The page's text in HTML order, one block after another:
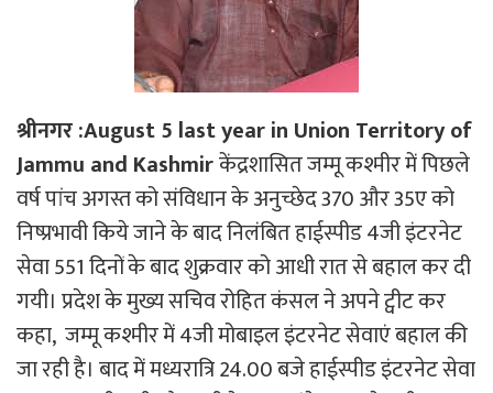
श्रीनगर :August 5 last year in Union Territory of
Jammu and Kashmirकेंद्रशासित जम्मू कश्मीर में पिछले
वर्ष पांच अगस्त को संविधान के अनुच्छेद 370 और 35ए को
निष्प्रभावी किये जाने के बाद निलंबित हाईस्पीड 4जी इंटरनेट
सेवा 551 दिनों के बाद शुक्रवार को आधी रात से बहाल कर दी
गयी। प्रदेश के मुख्य सचिव रोहित कंसल ने अपने ट्वीट कर
कहा, जम्मू कश्मीर में 4जी मोबाइल इंटरनेट सेवाएं बहाल की
जा रही है। बाद में मध्यरात्रि 24.00 बजे हाईस्पीड इंटरनेट सेवा